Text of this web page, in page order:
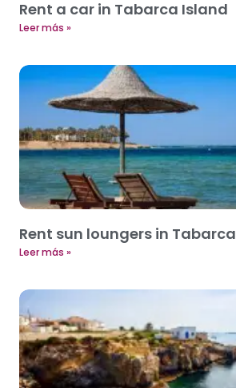
Rent a car in Tabarca Island
Leer más »
Rent sun loungers in Tabarca
Leer más »